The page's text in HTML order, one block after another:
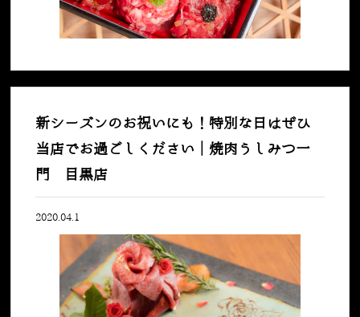
新シーズンのお祝いにも！特別な日はぜひ
当店でお過ごしください｜焼肉うしみつ一
門 目黒店
2020.04.1